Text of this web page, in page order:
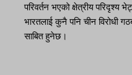
परिवर्तन भएको क्षेत्रीय
भारतलाई कुनै पनि चीन विरोधी
साबित हुनेछ।